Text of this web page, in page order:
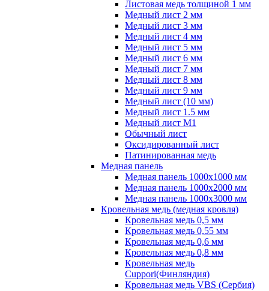
Листовая медь толщиной 1 мм
Медный лист 2 мм
Медный лист 3 мм
Медный лист 4 мм
Медный лист 5 мм
Медный лист 6 мм
Медный лист 7 мм
Медный лист 8 мм
Медный лист 9 мм
Медный лист (10 мм)
Медный лист 1.5 мм
Медный лист М1
Обычный лист
Оксидированный лист
Патинированная медь
Медная панель
Медная панель 1000x1000 мм
Медная панель 1000x2000 мм
Медная панель 1000x3000 мм
Кровельная медь (медная кровля)
Кровельная медь 0,5 мм
Кровельная медь 0,55 мм
Кровельная медь 0,6 мм
Кровельная медь 0,8 мм
Кровельная медь
Cuppori(Финляндия)
Кровельная медь VBS (Сербия)